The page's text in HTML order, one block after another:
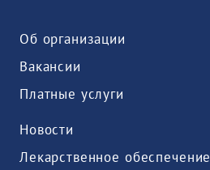
Об организации
Вакансии
Платные услуги
Новости
Лекарственное обеспечение